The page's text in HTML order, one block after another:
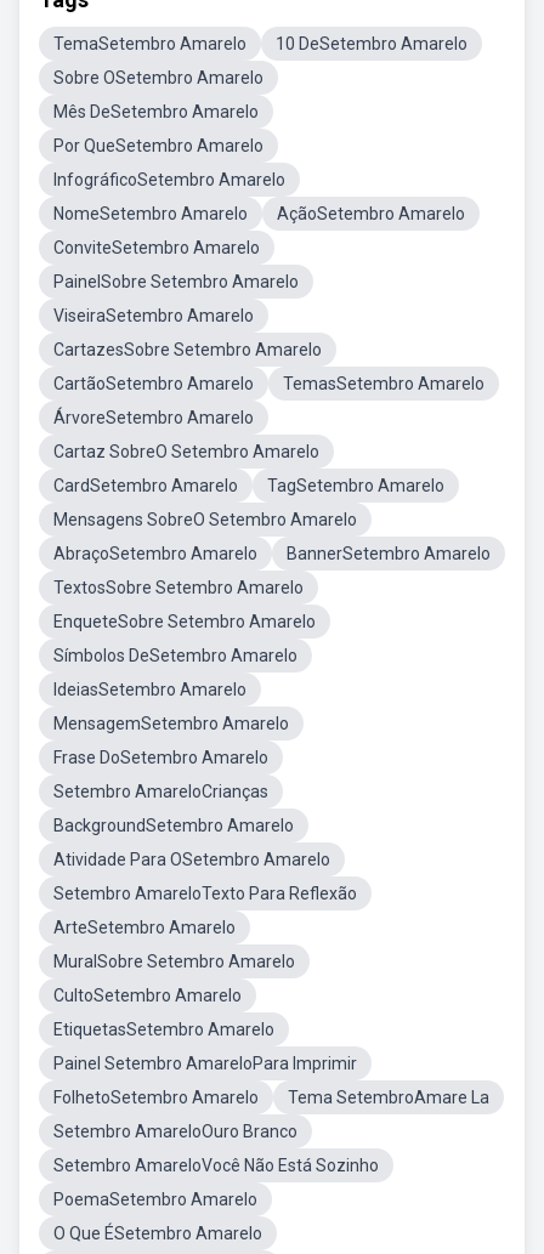
TemaSetembro Amarelo
10 DeSetembro Amarelo
Sobre OSetembro Amarelo
Mês DeSetembro Amarelo
Por QueSetembro Amarelo
InfográficoSetembro Amarelo
NomeSetembro Amarelo
AçãoSetembro Amarelo
ConviteSetembro Amarelo
PainelSobre Setembro Amarelo
ViseiraSetembro Amarelo
CartazesSobre Setembro Amarelo
CartãoSetembro Amarelo
TemasSetembro Amarelo
ÁrvoreSetembro Amarelo
Cartaz SobreO Setembro Amarelo
CardSetembro Amarelo
TagSetembro Amarelo
Mensagens SobreO Setembro Amarelo
AbraçoSetembro Amarelo
BannerSetembro Amarelo
TextosSobre Setembro Amarelo
EnqueteSobre Setembro Amarelo
Símbolos DeSetembro Amarelo
IdeiasSetembro Amarelo
MensagemSetembro Amarelo
Frase DoSetembro Amarelo
Setembro AmareloCrianças
BackgroundSetembro Amarelo
Atividade Para OSetembro Amarelo
Setembro AmareloTexto Para Reflexão
ArteSetembro Amarelo
MuralSobre Setembro Amarelo
CultoSetembro Amarelo
EtiquetasSetembro Amarelo
Painel Setembro AmareloPara Imprimir
FolhetoSetembro Amarelo
Tema SetembroAmare La
Setembro AmareloOuro Branco
Setembro AmareloVocê Não Está Sozinho
PoemaSetembro Amarelo
O Que ÉSetembro Amarelo